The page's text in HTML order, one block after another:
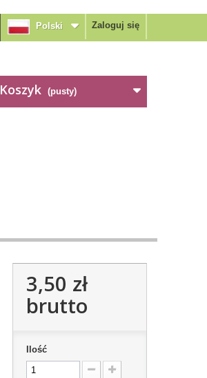
Zaloguj się
Polski
Koszyk (pusty)
3,50 zł
brutto
Ilość